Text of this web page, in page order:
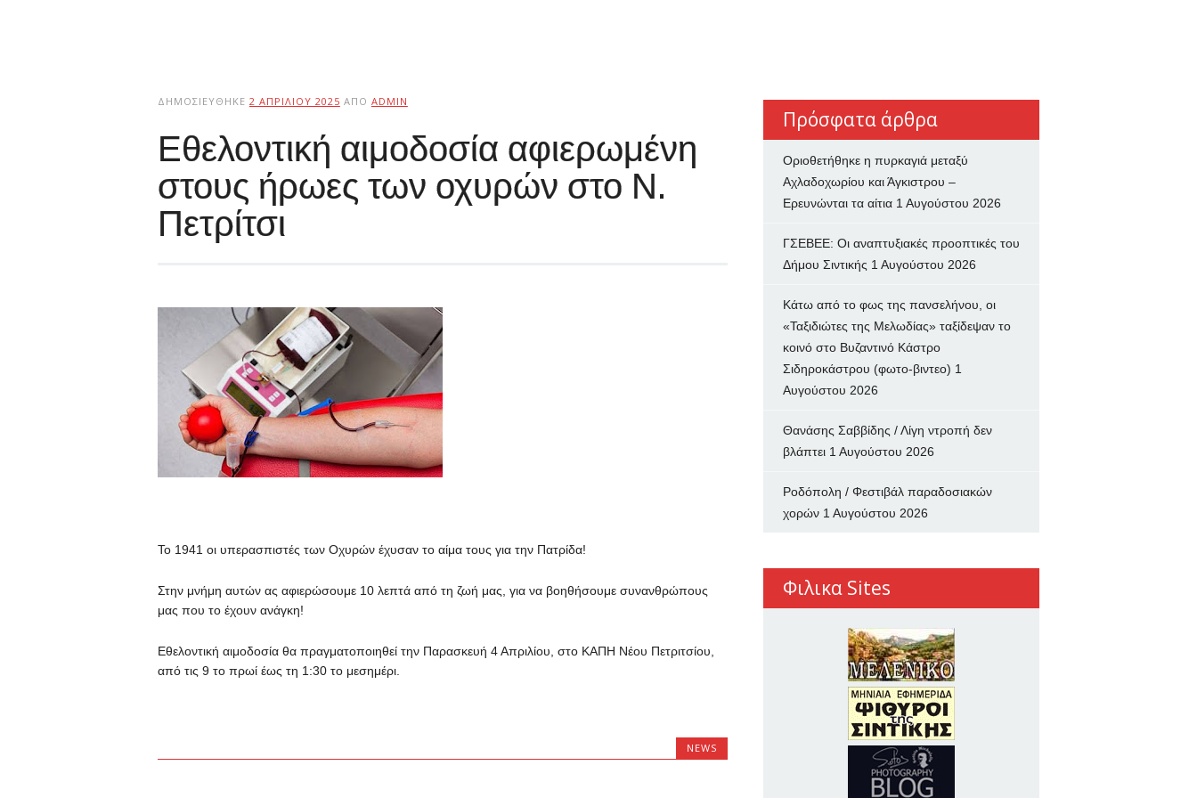
ΔΗΜΟΣΙΕΎΘΗΚΕ 2 ΑΠΡΙΛΊΟΥ 2025 ΑΠΌ ADMIN
Εθελοντική αιμοδοσία αφιερωμένη
στους ήρωες των οχυρών στο Ν.
Πετρίτσι
Το 1941 οι υπερασπιστές των Οχυρών έχυσαν το αίμα τους για την Πατρίδα!
Στην μνήμη αυτών ας αφιερώσουμε 10 λεπτά από τη ζωή μας, για να βοηθήσουμε συνανθρώπους
μας που το έχουν ανάγκη!
Εθελοντική αιμοδοσία θα πραγματοποιηθεί την Παρασκευή 4 Απριλίου, στο ΚΑΠΗ Νέου Πετριτσίου,
από τις 9 το πρωί έως τη 1:30 το μεσημέρι.
NEWS
Πρόσφατα άρθρα
Οριοθετήθηκε η πυρκαγιά μεταξύ
Αχλαδοχωρίου και Άγκιστρου –
Ερευνώνται τα αίτια 1 Αυγούστου 2026
ΓΣΕΒΕΕ: Οι αναπτυξιακές προοπτικές του
Δήμου Σιντικής 1 Αυγούστου 2026
Κάτω από το φως της πανσελήνου, οι
«Ταξιδιώτες της Μελωδίας» ταξίδεψαν το
κοινό στο Βυζαντινό Κάστρο
Σιδηροκάστρου (φωτο-βιντεο) 1
Αυγούστου 2026
Θανάσης Σαββίδης / Λίγη ντροπή δεν
βλάπτει 1 Αυγούστου 2026
Ροδόπολη / Φεστιβάλ παραδοσιακών
χορών 1 Αυγούστου 2026
Φιλικα Sites